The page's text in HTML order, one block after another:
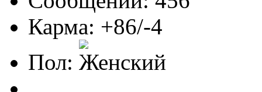
Карма: +86/-4
Пол: